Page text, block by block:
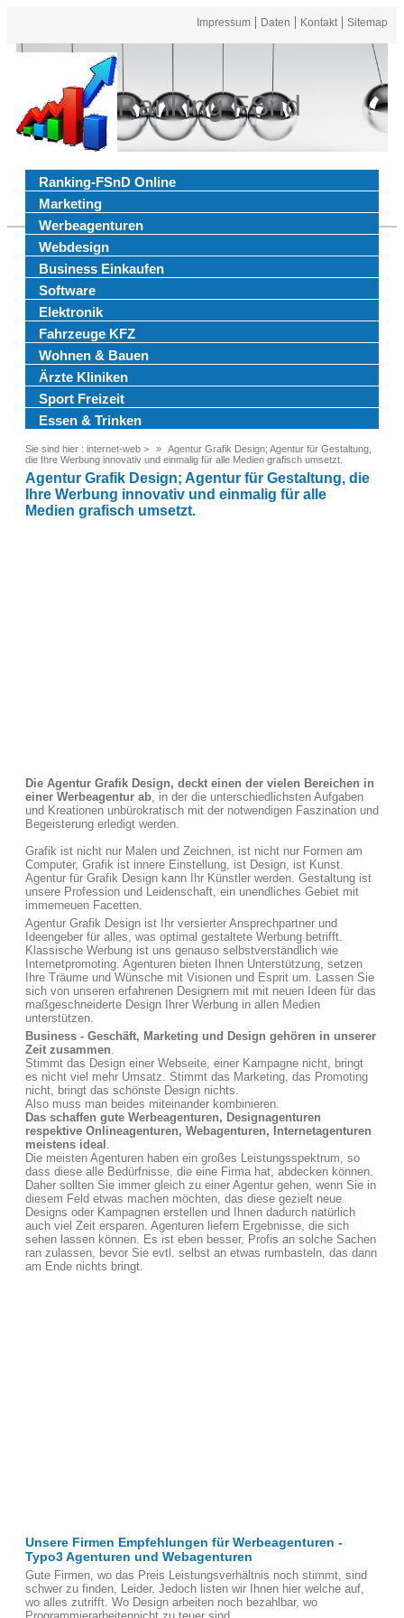
Impressum Daten Kontakt Sitemap
Ranking FSnd
Ranking-FSnD Online
Marketing
Werbeagenturen
Webdesign
Business Einkaufen
Software
Elektronik
Fahrzeuge KFZ
Wohnen & Bauen
Ärzte Kliniken
Sport Freizeit
Essen & Trinken
Sie sind hier : internet-web >
Agentur Grafik Design; Agentur für Gestaltung,
die Ihre Werbung innovativ und einmalig für alle Medien grafisch umsetzt.
Agentur Grafik Design; Agentur für Gestaltung, die
Ihre Werbung innovativ und einmalig für alle
Medien grafisch umsetzt.
Die Agentur Grafik Design, deckt einen der vielen Bereichen in
einer Werbeagentur ab, in der die unterschiedlichsten Aufgaben
und Kreationen unbürokratisch mit der notwendigen Faszination und
Begeisterung erledigt werden.
Grafik ist nicht nur Malen und Zeichnen, ist nicht nur Formen am
Computer, Grafik ist innere Einstellung, ist Design, ist Kunst.
Agentur für Grafik Design kann Ihr Künstler werden. Gestaltung ist
unsere Profession und Leidenschaft, ein unendliches Gebiet mit
immerneuen Facetten.
Agentur Grafik Design ist Ihr versierter Ansprechpartner und
Ideengeber für alles, was optimal gestaltete Werbung betrifft.
Klassische Werbung ist uns genauso selbstverständlich wie
Internetpromoting. Agenturen bieten Ihnen Unterstützung, setzen
Ihre Träume und Wünsche mit Visionen und Esprit um. Lassen Sie
sich von unseren erfahrenen Designern mit mit neuen Ideen für das
maßgeschneiderte Design Ihrer Werbung in allen Medien
unterstützen.
Business - Geschäft, Marketing und Design gehören in unserer
Zeit zusammen.
Stimmt das Design einer Webseite, einer Kampagne nicht, bringt
es nicht viel mehr Umsatz. Stimmt das Marketing, das Promoting
nicht, bringt das schönste Design nichts.
Also muss man beides miteinander kombinieren.
Das schaffen gute Werbeagenturen, Designagenturen
respektive Onlineagenturen, Webagenturen, Internetagenturen
meistens ideal .
Die meisten Agenturen haben ein großes Leistungsspektrum, so
dass diese alle Bedürfnisse, die eine Firma hat, abdecken können.
Daher sollten Sie immer gleich zu einer Agentur gehen, wenn Sie in
diesem Feld etwas machen möchten, das diese gezielt neue
Designs oder Kampagnen erstellen und Ihnen dadurch natürlich
auch viel Zeit ersparen. Agenturen liefern Ergebnisse, die sich
sehen lassen können. Es ist eben besser, Profis an solche Sachen
ran zulassen, bevor Sie evtl. selbst an etwas rumbasteln, das dann
am Ende nichts bringt.
Unsere Firmen Empfehlungen für Werbeagenturen -
Typo3 Agenturen und Webagenturen
Gute Firmen, wo das Preis Leistungsverhältnis noch stimmt, sind
schwer zu finden, Leider. Jedoch listen wir Ihnen hier welche auf,
wo alles zutrifft. Wo Design arbeiten noch bezahlbar, wo